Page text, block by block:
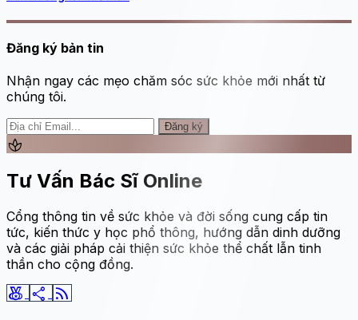
Đăng ký bản tin
Nhận ngay các mẹo chăm sóc sức khỏe mới nhất từ
chúng tôi.
Đăng ký
spa
Tư Vấn Bác Sĩ Online
Cổng thông tin về sức khỏe và đời sống cung cấp tin
tức, kiến thức y học phổ thông, hướng dẫn dinh dưỡng
và các giải pháp cải thiện sức khỏe thể chất lẫn tinh
thần cho cộng đồng.
social_leaderboard share rss_feed